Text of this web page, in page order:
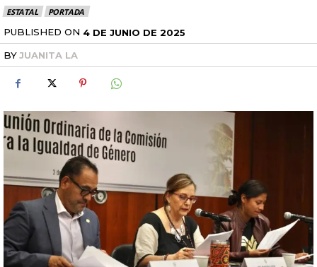
ESTATAL PORTADA
PUBLISHED ON 4 DE JUNIO DE 2025
BYJUANITA LA